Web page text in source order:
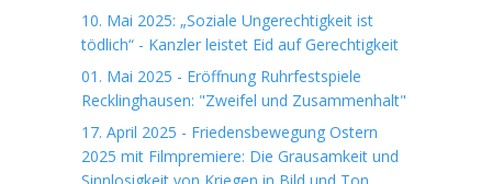
10. Mai 2025: „Soziale Ungerechtigkeit ist
tödlich“ - Kanzler leistet Eid auf Gerechtigkeit
01. Mai 2025 - Eröffnung Ruhrfestspiele
Recklinghausen: "Zweifel und Zusammenhalt"
17. April 2025 - Friedensbewegung Ostern
2025 mit Filmpremiere: Die Grausamkeit und